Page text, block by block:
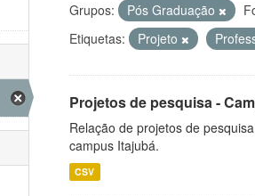
Grupos: Pós Graduação
Etiquetas:
Projeto
Projetos de pesquisa -
Relação de projetos de
campus Itajubá.
CSV